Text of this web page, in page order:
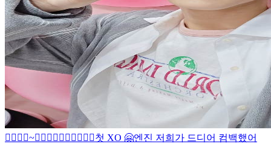
🙅‍♂️🙆‍♂️~🙆‍♂️🙆‍♂️🙆‍♂️🙆‍♂️🙆‍♂️첫 XO 🤗엔진 저희가 드디어 컴백했어